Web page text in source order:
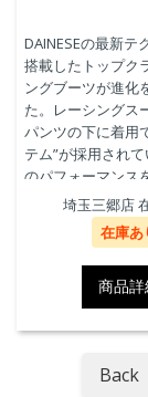
DAINESEの最新テ
搭載したトップク
ングブーツが進化
た。レーシングス
パンツの下に着用
テム”が採用され
のパフォーマンス
めに、ケブラーカ
したAxial
Systemテクノロジ
Groundtrax®レー
ル、交換可能なマ
ライダーを採用し
埼玉三郷店
在庫あ
商品詳
Back